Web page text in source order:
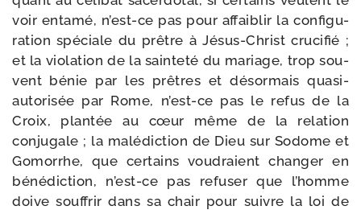
voir enta­mé, n’est-ce pas pour affai­blir la confi­gu­
ra­tion spé­ciale du prêtre à Jésus-​Christ cru­ci­fié ;
et la vio­la­tion de la sain­te­té du mariage, trop sou­
vent bénie par les prêtres et désor­mais quasi-​
autorisée par Rome, n’est-ce pas le refus de la
Croix, plan­tée au cœur même de la rela­tion
conju­gale ; la malé­dic­tion de Dieu sur Sodome et
Gomorrhe, que cer­tains vou­draient chan­ger en
béné­dic­tion, n’est-ce pas refu­ser que l’homme
doive souf­frir dans sa chair pour suivre la loi de